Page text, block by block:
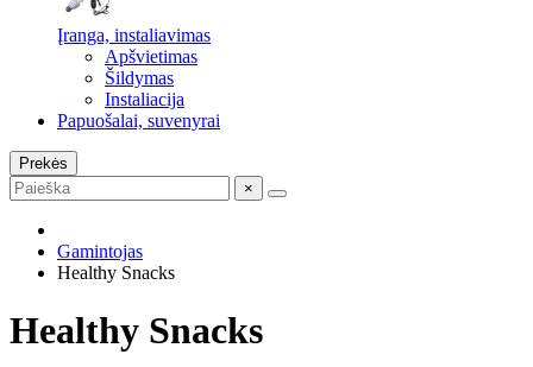
Įranga, instaliavimas
Apšvietimas
Šildymas
Instaliacija
Papuošalai, suvenyrai
Prekės
×
Gamintojas
Healthy Snacks
Healthy Snacks